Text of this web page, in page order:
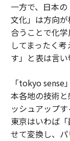
一方で、日本
文化」は方向
合うことで化
してまったく
す」と表は言い
「tokyo sense
本各地の技術
ッシュアップ
東京はいわば
せて変換し、パ